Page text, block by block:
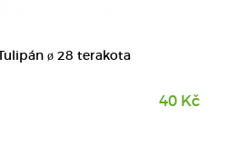
ø 28 terakota
40 Kč